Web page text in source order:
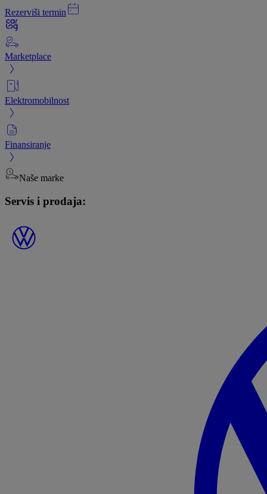
Rezerviši termin
Marketplace
Elektromobilnost
Finansiranje
Naše marke
Servis i prodaja: